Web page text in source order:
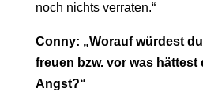
noch nichts verraten.“
Conny: „Worauf würdest
freuen bzw. vor was hättest
Angst?“